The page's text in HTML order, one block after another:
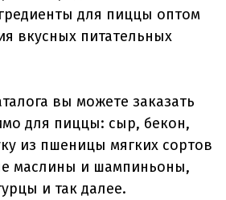
для пиццы оптом
вкусных питательных
вы можете заказать
для пиццы: сыр, бекон,
из пшеницы мягких сортов
маслины и шампиньоны,
и так далее.